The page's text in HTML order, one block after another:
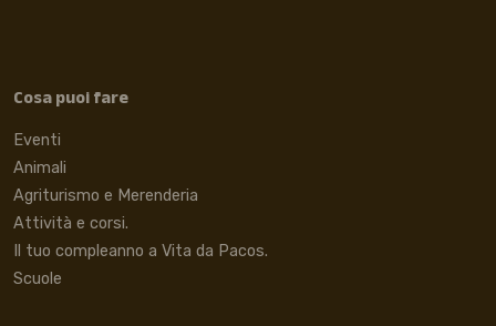
Cosa puoi fare
Eventi
Animali
Agriturismo e Merenderia
Attività e corsi.
Il tuo compleanno a Vita da Pacos.
Scuole